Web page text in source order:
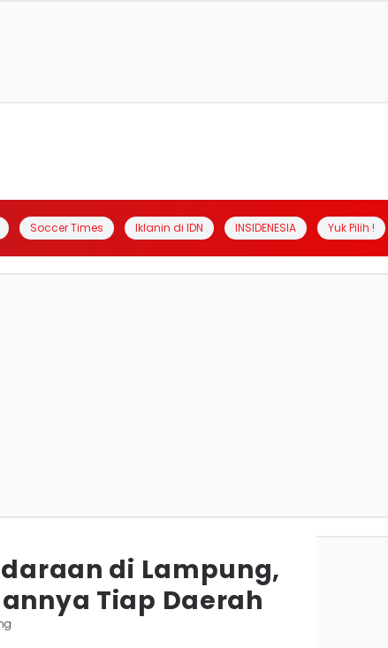
Soccer Times Iklanin di IDN INSIDENESIA Yuk Pilih !
di Lampung,
Tiap Daerah